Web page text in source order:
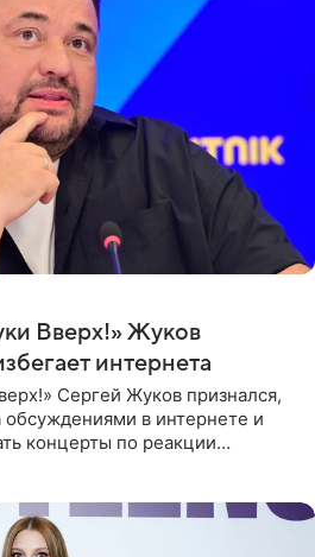
Вверх!» Жуков
интернета
Сергей Жуков признался,
обсуждениями в интернете и
концерты по реакции